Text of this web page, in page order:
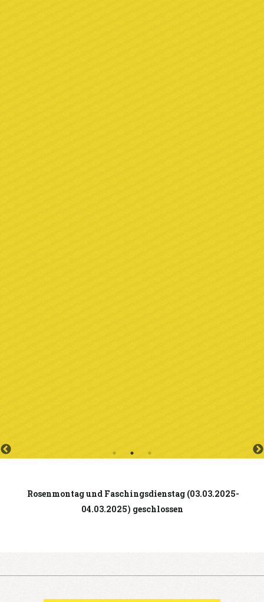
Rosenmontag und Faschingsdienstag (03.03.2025-
04.03.2025) geschlossen